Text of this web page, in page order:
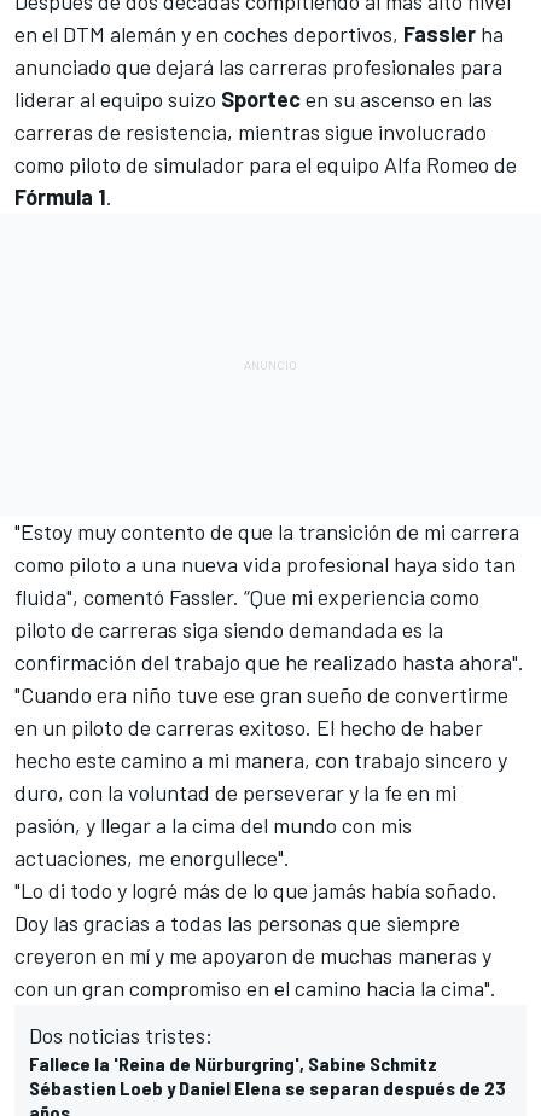
en el DTM alemán y en coches deportivos, Fassler ha
anunciado que dejará las carreras profesionales para
liderar al equipo suizo Sportecen su ascenso en las
carreras de resistencia, mientras sigue involucrado
como piloto de simulador para el equipo Alfa Romeo de
Fórmula 1.
"Estoy muy contento de que la transición de mi carrera
como piloto a una nueva vida profesional haya sido tan
fluida", comentó Fassler. “Que mi experiencia como
piloto de carreras siga siendo demandada es la
confirmación del trabajo que he realizado hasta ahora".
"Cuando era niño tuve ese gran sueño de convertirme
en un piloto de carreras exitoso. El hecho de haber
hecho este camino a mi manera, con trabajo sincero y
duro, con la voluntad de perseverar y la fe en mi
pasión, y llegar a la cima del mundo con mis
actuaciones, me enorgullece".
"Lo di todo y logré más de lo que jamás había soñado.
Doy las gracias a todas las personas que siempre
creyeron en mí y me apoyaron de muchas maneras y
con un gran compromiso en el camino hacia la cima".
Dos noticias tristes:
Fallece la 'Reina de Nürburgring', Sabine Schmitz
Sébastien Loeb y Daniel Elena se separan después de 23